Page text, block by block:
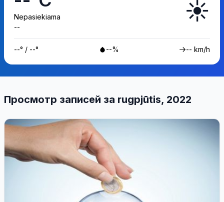
Nepasiekiama
--
☀️
--° / --° --% -- km/h
Просмотр записей за rugpjūtis, 2022